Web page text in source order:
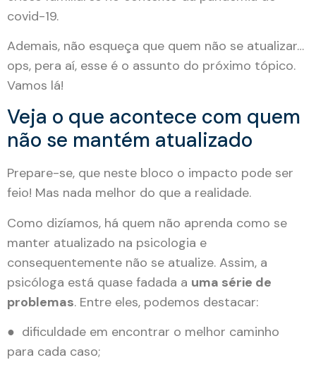
covid-19.
Ademais, não esqueça que quem não se atualizar…
ops, pera aí, esse é o assunto do próximo tópico.
Vamos lá!
Veja o que acontece com quem
não se mantém atualizado
Prepare-se, que neste bloco o impacto pode ser
feio! Mas nada melhor do que a realidade.
Como dizíamos, há quem não aprenda como se
manter atualizado na psicologia e
consequentemente não se atualize. Assim, a
psicóloga está quase fadada a uma série de
problemas. Entre eles, podemos destacar:
● dificuldade em encontrar o melhor caminho
para cada caso;